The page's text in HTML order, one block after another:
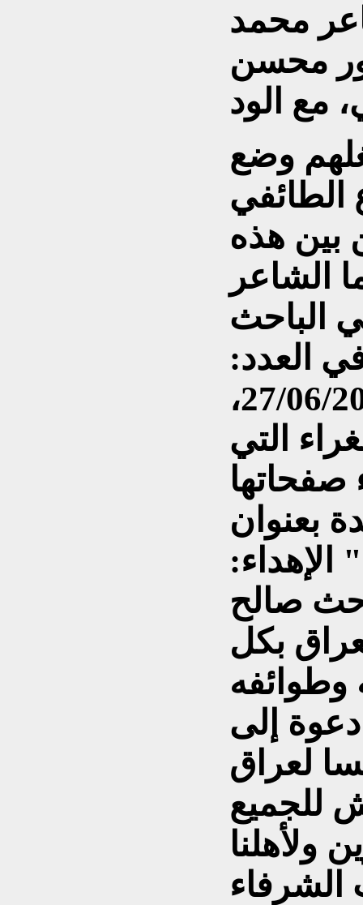
محمد
محسن
وضع
الطائفي
بين هذه
الشاعر
الباحث
العدد:
1440 الصادر يوم الاحد 27/06/2010،
التي
صفحاتها
بعنوان
صالح
بكل
وطوائفه
دعوة إلى
لعراق
ولأهلنا